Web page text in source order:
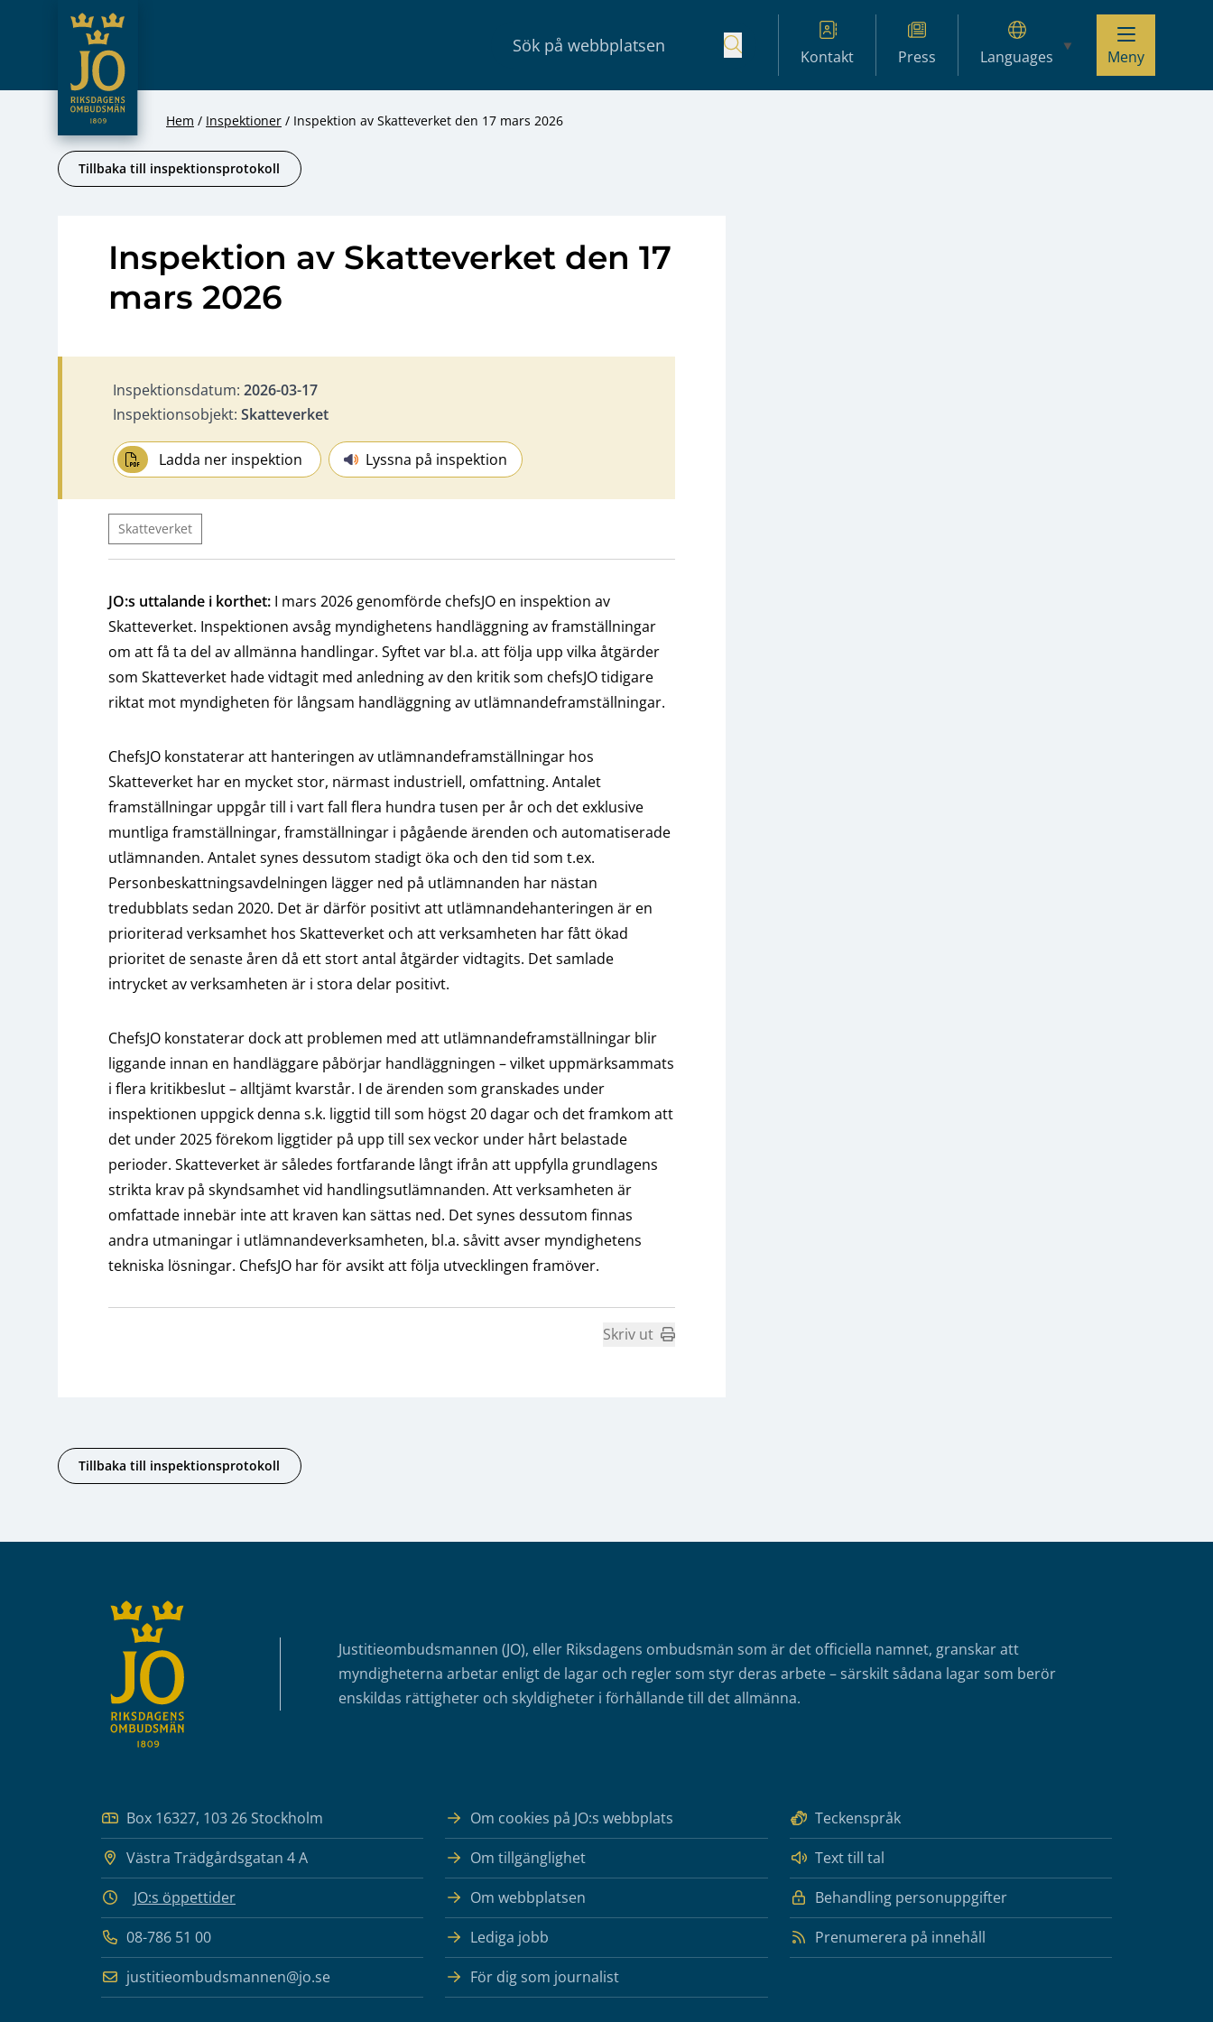
Hoppa till innehåll
JO – Riksdagens Ombudsmän
Kontakt Press Languages Meny
Hem Inspektioner Inspektion av Skatteverket den 17 mars 2026
Tillbaka till inspektionsprotokoll
Inspektion av Skatteverket den 17
mars 2026
Inspektionsdatum: 2026-03-17
Inspektionsobjekt: Skatteverket
Ladda ner inspektion Lyssna på inspektion
Skatteverket
JO:s uttalande i korthet: I mars 2026 genomförde chefsJO en inspektion av
Skatteverket. Inspektionen avsåg myndighetens handläggning av framställningar
om att få ta del av allmänna handlingar. Syftet var bl.a. att följa upp vilka åtgärder
som Skatteverket hade vidtagit med anledning av den kritik som chefsJO tidigare
riktat mot myndigheten för långsam handläggning av utlämnandeframställningar.
ChefsJO konstaterar att hanteringen av utlämnandeframställningar hos
Skatteverket har en mycket stor, närmast industriell, omfattning. Antalet
framställningar uppgår till i vart fall flera hundra tusen per år och det exklusive
muntliga framställningar, framställningar i pågående ärenden och automatiserade
utlämnanden. Antalet synes dessutom stadigt öka och den tid som t.ex.
Personbeskattningsavdelningen lägger ned på utlämnanden har nästan
tredubblats sedan 2020. Det är därför positivt att utlämnandehanteringen är en
prioriterad verksamhet hos Skatteverket och att verksamheten har fått ökad
prioritet de senaste åren då ett stort antal åtgärder vidtagits. Det samlade
intrycket av verksamheten är i stora delar positivt.
ChefsJO konstaterar dock att problemen med att utlämnandeframställningar blir
liggande innan en handläggare påbörjar handläggningen – vilket uppmärksammats
i flera kritikbeslut – alltjämt kvarstår. I de ärenden som granskades under
inspektionen uppgick denna s.k. liggtid till som högst 20 dagar och det framkom att
det under 2025 förekom liggtider på upp till sex veckor under hårt belastade
perioder. Skatteverket är således fortfarande långt ifrån att uppfylla grundlagens
strikta krav på skyndsamhet vid handlingsutlämnanden. Att verksamheten är
omfattade innebär inte att kraven kan sättas ned. Det synes dessutom finnas
andra utmaningar i utlämnandeverksamheten, bl.a. såvitt avser myndighetens
tekniska lösningar. ChefsJO har för avsikt att följa utvecklingen framöver.
Skriv ut
Tillbaka till inspektionsprotokoll
Justitieombudsmannen (JO), eller Riksdagens ombudsmän som är det officiella namnet, granskar att
myndigheterna arbetar enligt de lagar och regler som styr deras arbete – särskilt sådana lagar som berör
enskildas rättigheter och skyldigheter i förhållande till det allmänna.
Box 16327, 103 26 Stockholm
Västra Trädgårdsgatan 4 A
JO:s öppettider
08-786 51 00
justitieombudsmannen@jo.se
Om cookies på JO:s webbplats
Teckenspråk
Om tillgänglighet
Text till tal
Om webbplatsen
Behandling personuppgifter
Lediga jobb
Prenumerera på innehåll
För dig som journalist